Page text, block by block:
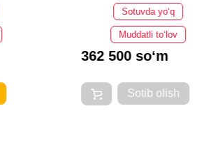
Sotuvda yo‘q
Muddatli to‘lov
362 500 so‘m
Sotib olish